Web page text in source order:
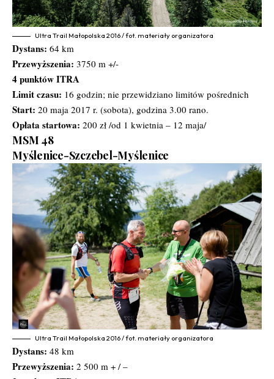
Ultra Trail Małopolska 2016 / fot. materiały organizatora
Dystans: 64 km
Przewyższenia: 3750 m +/-
4 punktów ITRA
Limit czasu: 16 godzin; nie przewidziano limitów pośrednich
Start: 20 maja 2017 r. (sobota), godzina 3.00 rano.
Opłata startowa: 200 zł /od 1 kwietnia – 12 maja/
MSM 48
Myślenice-Szczebel-Myślenice
Ultra Trail Małopolska 2016 / fot. materiały organizatora
Dystans: 48 km
Przewyższenia: 2 500 m + / –